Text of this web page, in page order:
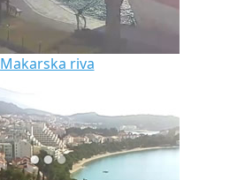
Makarska riva